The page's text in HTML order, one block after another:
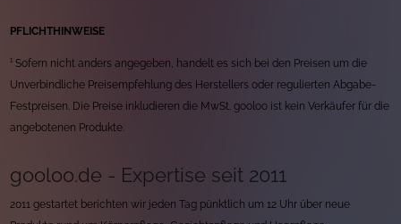
PFLICHTHINWEISE
¹ Sofern nicht anders angegeben, handelt es sich bei den Preisen um die
Unverbindliche Preisempfehlung des Herstellers oder regulierten Abgabe-
Festpreisen. Die Preise inkludieren die MwSt. gooloo ist kein Verkäufer für die
angebotenen Produkte.
gooloo.de - Expertise seit 2011
2011 gestartet berichten wir jeden Tag pünktlich um 12 Uhr über neue